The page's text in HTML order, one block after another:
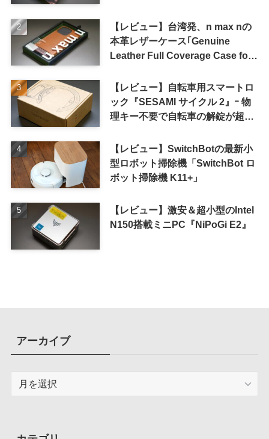
【レビュー】台湾発、n max nの
本革レザーケース｢Genuine
Leather Full Coverage Case for
【レビュー】自転車用スマートロ
ック『SESAMI サイクル 2』ｰ 物
理キー不要で自転車の解錠が超簡
【レビュー】SwitchBotの最新小
型ロボット掃除機「SwitchBot ロ
ボット掃除機 K11+」
【レビュー】激安＆超小型のIntel
N150搭載ミニPC『NiPoGi E2』
アーカイブ